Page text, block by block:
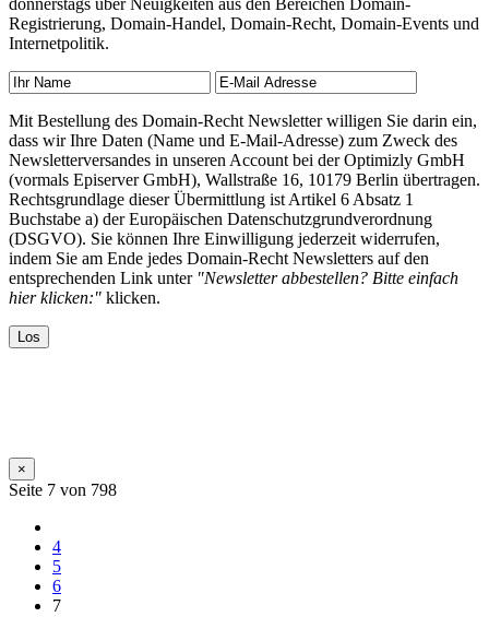
donnerstags über Neuigkeiten aus den Bereichen Domain-
Registrierung, Domain-Handel, Domain-Recht, Domain-Events und
Internetpolitik.
Mit Bestellung des Domain-Recht Newsletter willigen Sie darin ein,
dass wir Ihre Daten (Name und E-Mail-Adresse) zum Zweck des
Newsletterversandes in unseren Account bei der Optimizly GmbH
(vormals Episerver GmbH), Wallstraße 16, 10179 Berlin übertragen.
Rechtsgrundlage dieser Übermittlung ist Artikel 6 Absatz 1
Buchstabe a) der Europäischen Datenschutzgrundverordnung
(DSGVO). Sie können Ihre Einwilligung jederzeit widerrufen,
indem Sie am Ende jedes Domain-Recht Newsletters auf den
entsprechenden Link unter "Newsletter abbestellen? Bitte einfach
hier klicken:" klicken.
×
Seite 7 von 798
4
5
6
7